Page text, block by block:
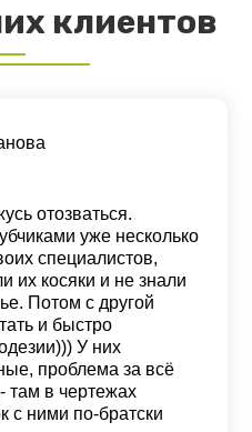
клиентов
отозваться.
уже несколько
специалистов,
их косяки и не знали
Потом с другой
и быстро
У них
проблема за всё
там в чертежах
с ними по-братски